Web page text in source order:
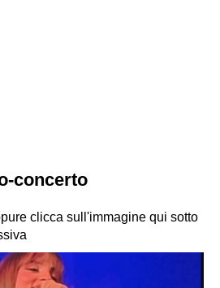
concerto
clicca sull'immagine qui sotto